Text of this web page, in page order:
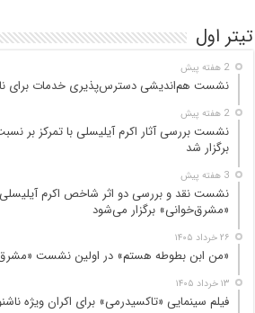
تیتر اول
2 هفته پیش
نشست هم‌اندیشی دسترس‌پذیری خدمات برای
2 هفته پیش
نشست بررسی آثار اکرم آیلیسلی با تمرکز بر
برگزار شد
3 هفته پیش
نشست نقد و بررسی دو اثر شاخص اکرم
«مشرق‌خوانی» برگزار می‌شود
۲۶ خرداد ۱۴۰۵
«من ابن بطوطه هستم» در اولین نشست
۱۳ خرداد ۱۴۰۵
فیلم سینمایی «تاکسیدرمی» برای اکران ویژه